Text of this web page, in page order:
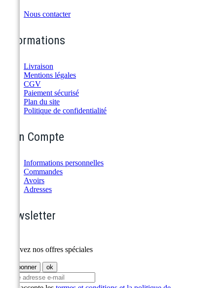
Nous contacter
Informations
Livraison
Mentions légales
CGV
Paiement sécurisé
Plan du site
Politique de confidentialité
Mon Compte
Informations personnelles
Commandes
Avoirs
Adresses
Newsletter
Recevez nos offres spéciales